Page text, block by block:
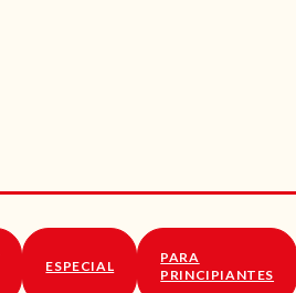
ESPECIAL
PARA
PRINCIPIANTES